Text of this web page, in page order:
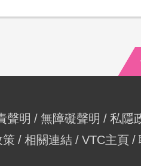
聲明 無障礙聲明
私隱
策
相關連結 VTC主頁